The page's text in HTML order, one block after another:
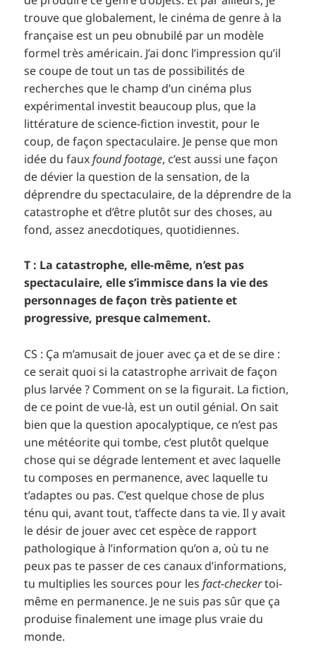
trouve que globalement, le cinéma de genre à la
française est un peu obnubilé par un modèle
formel très américain. J’ai donc l’impression qu’il
se coupe de tout un tas de possibilités de
recherches que le champ d’un cinéma plus
expérimental investit beaucoup plus, que la
littérature de science-fiction investit, pour le
coup, de façon spectaculaire. Je pense que mon
idée du fauxfound footage, c’est aussi une façon
de dévier la question de la sensation, de la
déprendre du spectaculaire, de la déprendre de la
catastrophe et d’être plutôt sur des choses, au
fond, assez anecdotiques, quotidiennes.
T : La catastrophe, elle-même, n’est pas
spectaculaire, elle s’immisce dans la vie des
personnages de façon très patiente et
progressive, presque calmement.
CS : Ça m’amusait de jouer avec ça et de se dire :
ce serait quoi si la catastrophe arrivait de façon
plus larvée ? Comment on se la figurait. La fiction,
de ce point de vue-là, est un outil génial. On sait
bien que la question apocalyptique, ce n’est pas
une météorite qui tombe, c’est plutôt quelque
chose qui se dégrade lentement et avec laquelle
tu composes en permanence, avec laquelle tu
t’adaptes ou pas. C’est quelque chose de plus
ténu qui, avant tout, t’affecte dans ta vie. Il y avait
le désir de jouer avec cet espèce de rapport
pathologique à l’information qu’on a, où tu ne
peux pas te passer de ces canaux d’informations,
tu multiplies les sources pour lesfact-checkertoi-
même en permanence. Je ne suis pas sûr que ça
produise finalement une image plus vraie du
monde.